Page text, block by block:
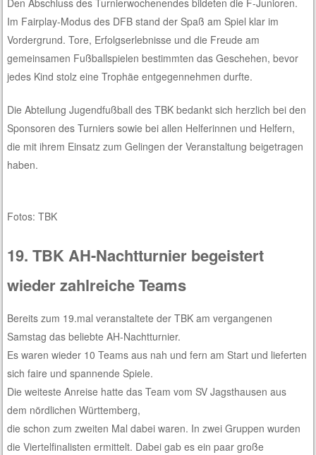
Den Abschluss des Turnierwochenendes bildeten die F-Junioren.
Im Fairplay-Modus des DFB stand der Spaß am Spiel klar im
Vordergrund. Tore, Erfolgserlebnisse und die Freude am
gemeinsamen Fußballspielen bestimmten das Geschehen, bevor
jedes Kind stolz eine Trophäe entgegennehmen durfte.
Die Abteilung Jugendfußball des TBK bedankt sich herzlich bei den
Sponsoren des Turniers sowie bei allen Helferinnen und Helfern,
die mit ihrem Einsatz zum Gelingen der Veranstaltung beigetragen
haben.
Fotos: TBK
19. TBK AH-Nachtturnier begeistert
wieder zahlreiche Teams
Bereits zum 19.mal veranstaltete der TBK am vergangenen
Samstag das beliebte AH-Nachtturnier.
Es waren wieder 10 Teams aus nah und fern am Start und lieferten
sich faire und spannende Spiele.
Die weiteste Anreise hatte das Team vom SV Jagsthausen aus
dem nördlichen Württemberg,
die schon zum zweiten Mal dabei waren. In zwei Gruppen wurden
die Viertelfinalisten ermittelt. Dabei gab es ein paar große